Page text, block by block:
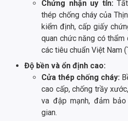
Chứng nhận uy tín:
thép chống cháy của
kiểm định, cấp giấy
quan chức năng có thẩm
các tiêu chuẩn Việt Nam
Độ bền và ổn định cao:
Cửa thép chống cháy:
cao cấp, chống trầy
va đập mạnh, đảm
gian.